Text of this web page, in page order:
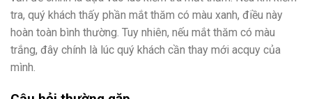
tra, quý khách thấy phần mắt thăm có màu xanh, điều này
hoàn toàn bình thường. Tuy nhiên, nếu mắt thăm có màu
trắng, đây chính là lúc quý khách cần thay mới acquy của
mình.